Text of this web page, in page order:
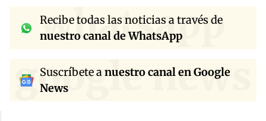
whatsapp
Recibe todas las noticias a través de
nuestro canal de WhatsApp
google news
Suscríbete anuestro canal en Google
News